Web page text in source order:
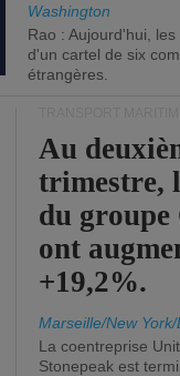
Washington
Rao : Aujourd'hui,
d'un cartel de six
étrangères.
Au
trimestre,
du
ont
+19,2%.
Marseille/New
La coentreprise
Stonepeak est